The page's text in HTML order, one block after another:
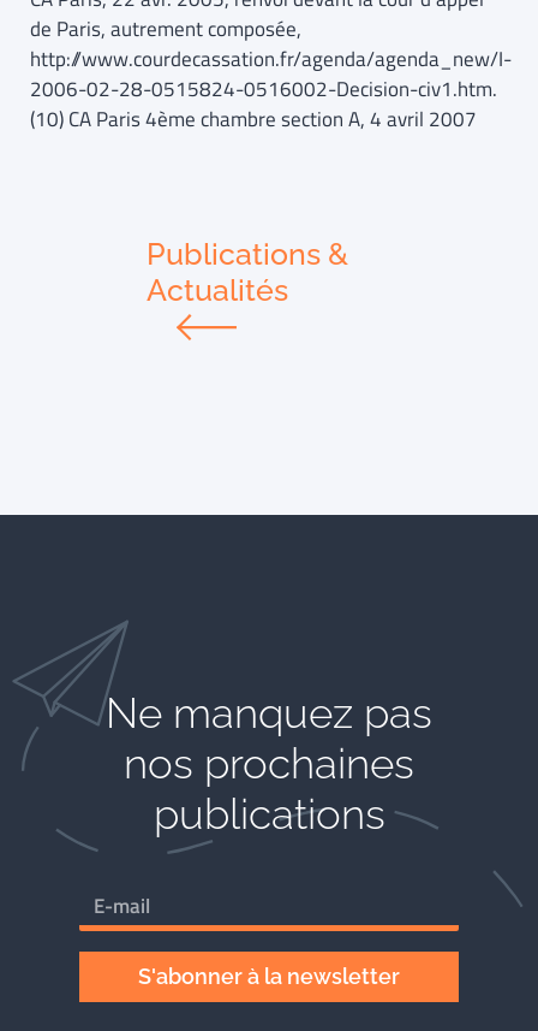
de Paris, autrement composée,
http://www.courdecassation.fr/agenda/agenda_new/I-
2006-02-28-0515824-0516002-Decision-civ1.htm.
(10) CA Paris 4ème chambre section A, 4 avril 2007
Publications &
Actualités
Ne manquez pas
nos prochaines
publications
S'abonner à la newsletter